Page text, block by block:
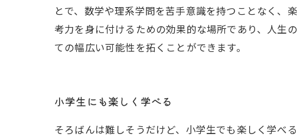
とで、数学や理系学問を苦手意識を持つことなく、
考力を身に付けるための効果的な場所であり、人生
ての幅広い可能性を拓くことができます。
小学生にも楽しく学べる
そろばんは難しそうだけど、小学生でも楽しく学べ